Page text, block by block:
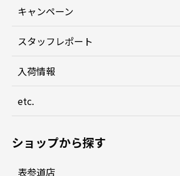
キャンペーン
スタッフレポート
入荷情報
etc.
ショップから探す
表参道店